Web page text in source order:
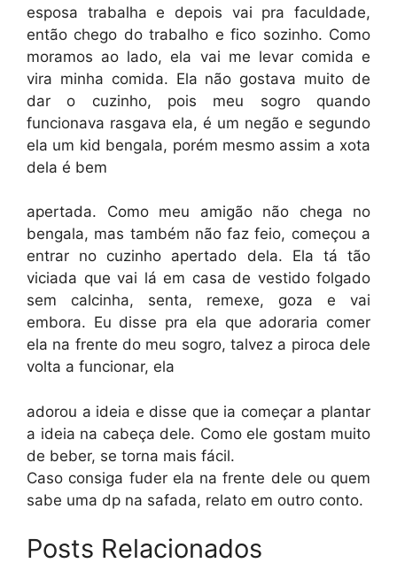
esposa trabalha e depois vai pra faculdade,
então chego do trabalho e fico sozinho. Como
moramos ao lado, ela vai me levar comida e
vira minha comida. Ela não gostava muito de
dar o cuzinho, pois meu sogro quando
funcionava rasgava ela, é um negão e segundo
ela um kid bengala, porém mesmo assim a xota
dela é bem
apertada. Como meu amigão não chega no
bengala, mas também não faz feio, começou a
entrar no cuzinho apertado dela. Ela tá tão
viciada que vai lá em casa de vestido folgado
sem calcinha, senta, remexe, goza e vai
embora. Eu disse pra ela que adoraria comer
ela na frente do meu sogro, talvez a piroca dele
volta a funcionar, ela
adorou a ideia e disse que ia começar a plantar
a ideia na cabeça dele. Como ele gostam muito
de beber, se torna mais fácil.
Caso consiga fuder ela na frente dele ou quem
sabe uma dp na safada, relato em outro conto.
Posts Relacionados